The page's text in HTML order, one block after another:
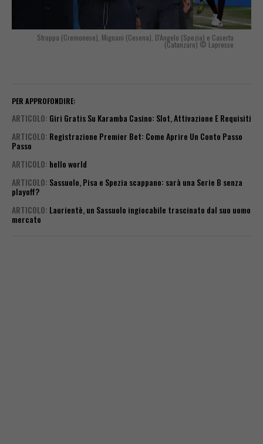
Stroppa (Cremonese), Mignani (Cesena), D'Angelo (Spezia) e Caserta
(Catanzaro) © Lapresse
PER APPROFONDIRE:
ARTICOLO: Giri Gratis Su Karamba Casino: Slot, Attivazione E Requisiti
ARTICOLO: Registrazione Premier Bet: Come Aprire Un Conto Passo
Passo
ARTICOLO: hello world
ARTICOLO: Sassuolo, Pisa e Spezia scappano: sarà una Serie B senza
playoff?
ARTICOLO: Laurientè, un Sassuolo ingiocabile trascinato dal suo uomo
mercato